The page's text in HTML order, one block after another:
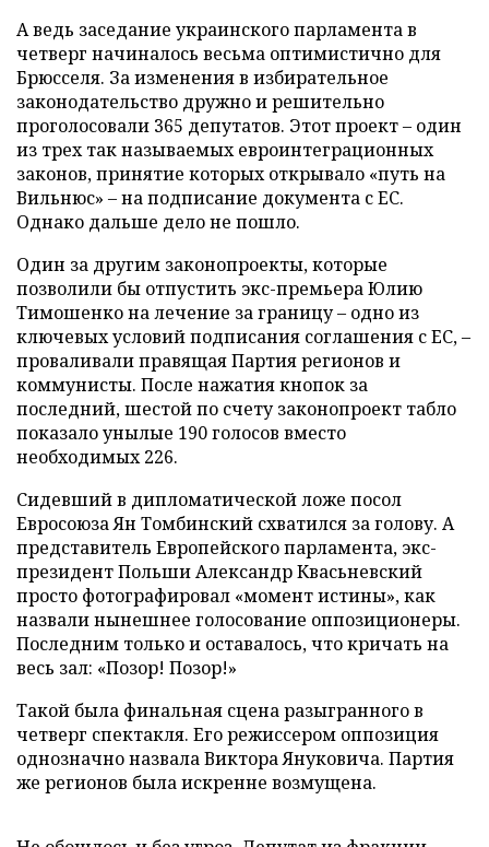
А ведь заседание украинского парламента в
четверг начиналось весьма оптимистично для
Брюсселя. За изменения в избирательное
законодательство дружно и решительно
проголосовали 365 депутатов. Этот проект – один
из трех так называемых евроинтеграционных
законов, принятие которых открывало «путь на
Вильнюс» – на подписание документа с ЕС.
Однако дальше дело не пошло.
Один за другим законопроекты, которые
позволили бы отпустить экс-премьера Юлию
Тимошенко на лечение за границу – одно из
ключевых условий подписания соглашения с ЕС, –
проваливали правящая Партия регионов и
коммунисты. После нажатия кнопок за
последний, шестой по счету законопроект табло
показало унылые 190 голосов вместо
необходимых 226.
Сидевший в дипломатической ложе посол
Евросоюза Ян Томбинский схватился за голову. А
представитель Европейского парламента, экс-
президент Польши Александр Квасьневский
просто фотографировал «момент истины», как
назвали нынешнее голосование оппозиционеры.
Последним только и оставалось, что кричать на
весь зал: «Позор! Позор!»
Такой была финальная сцена разыгранного в
четверг спектакля. Его режиссером оппозиция
однозначно назвала Виктора Януковича. Партия
же регионов была искренне возмущена.